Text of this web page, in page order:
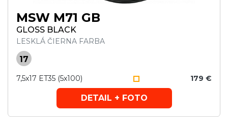
MSW M71 GB
GLOSS BLACK
LESKLÁ ČIERNA FARBA
17
7,5x17 ET35 (5x100) 179 €
DETAIL + FOTO